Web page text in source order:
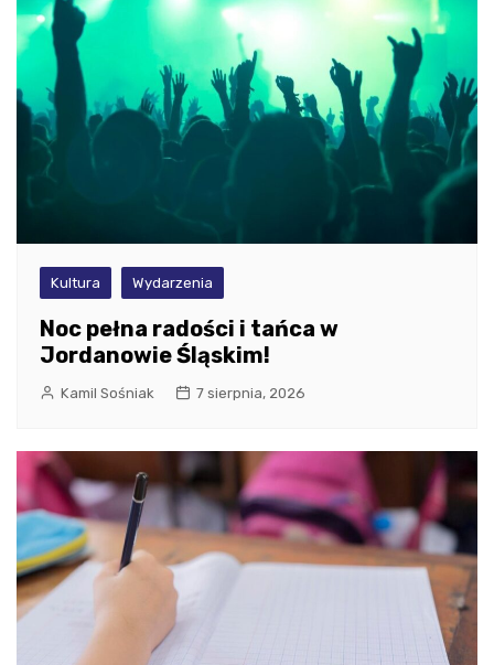
Kultura Wydarzenia
Noc pełna radości i tańca w
Jordanowie Śląskim!
Kamil Sośniak 7 sierpnia, 2026